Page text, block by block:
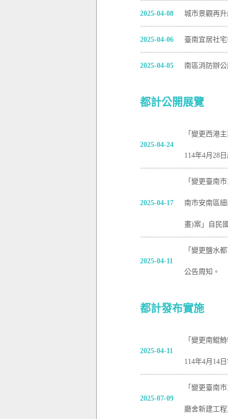
2025-04-08 城市景觀再
2025-04-06 臺南宜居社
2025-04-05 南區消防辦
都計公開展覽
2025-04-24
「變更西港
114年4月28
2025-04-17
「變更臺南
南市安南區
畫)案」自民
2025-04-11
「變更鹽水
公告周知。
都計發布實施
2025-04-11
「變更南鯤
114年4月14
2025-07-09
「變更臺南
廳舍新建工